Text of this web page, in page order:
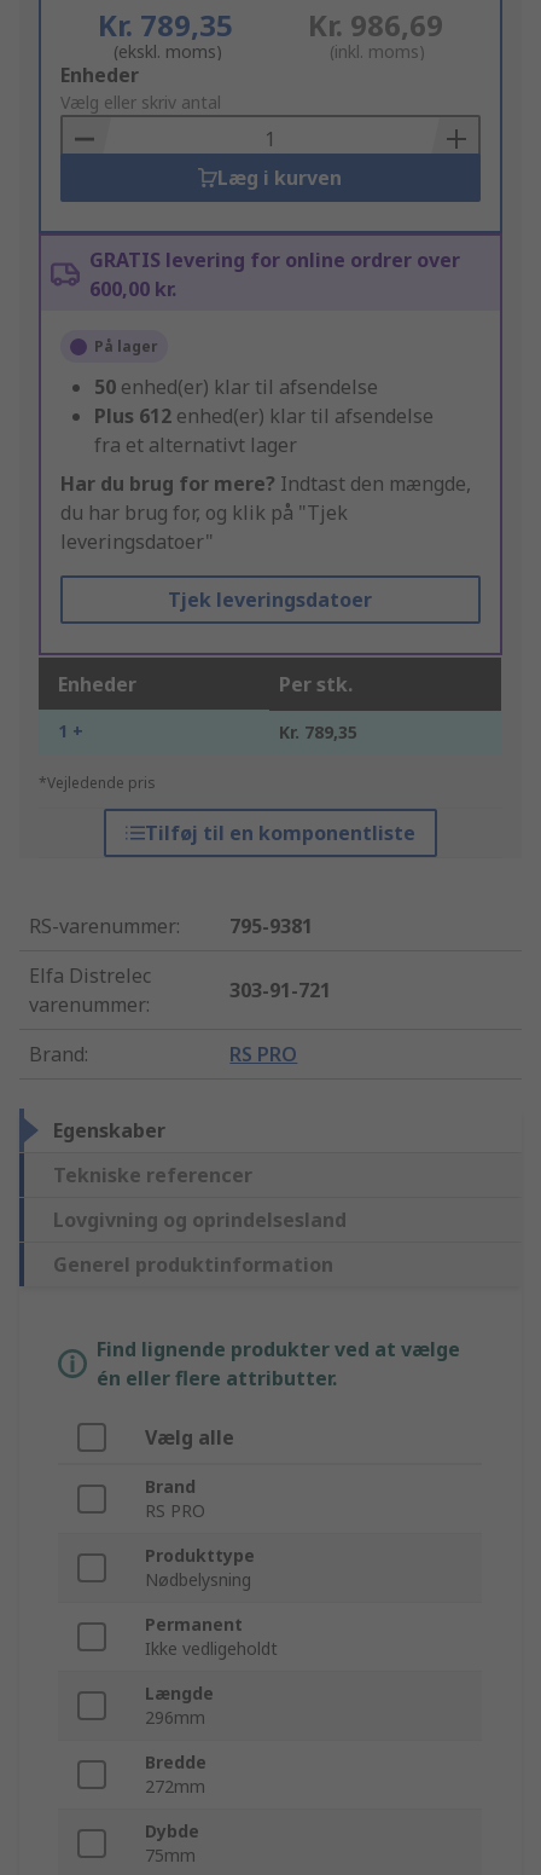
Kr. 789,35
(ekskl. moms)
Kr. 986,69
(inkl. moms)
Add
to
Basket
Enheder
Vælg eller skriv antal
Læg i kurven
GRATIS levering for online ordrer over
600,00 kr.
På lager
50 enhed(er) klar til afsendelse
Plus 612 enhed(er) klar til afsendelse
fra et alternativt lager
Har du brug for mere? Indtast den mængde,
du har brug for, og klik på "Tjek
leveringsdatoer"
Tjek leveringsdatoer
Enheder Per stk.
1 + Kr. 789,35
*Vejledende pris
Tilføj til en komponentliste
RS-varenummer:
795-9381
Elfa Distrelec
varenummer:
303-91-721
Brand: RS PRO
Egenskaber
Tekniske referencer
Lovgivning og oprindelsesland
Generel produktinformation
Find lignende produkter ved at vælge
én eller flere attributter.
Vælg alle
Brand
RS PRO
Produkttype
Nødbelysning
Permanent
Ikke vedligeholdt
Længde
296mm
Bredde
272mm
Dybde
75mm